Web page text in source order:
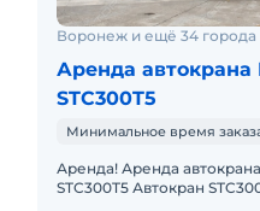
Воронеж и ещё 34 города
Аренда автокрана
STC300T5
Минимальное время
Аренда! Аренда
STC300T5 Автокран